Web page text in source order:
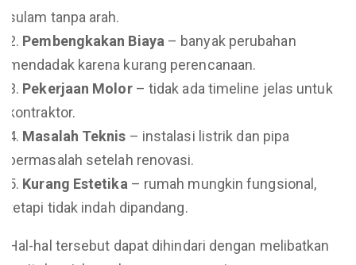
sulam tanpa arah.
Pembengkakan Biaya – banyak perubahan
mendadak karena kurang perencanaan.
Pekerjaan Molor– tidak ada timeline jelas untuk
kontraktor.
Masalah Teknis – instalasi listrik dan pipa
bermasalah setelah renovasi.
Kurang Estetika – rumah mungkin fungsional,
tetapi tidak indah dipandang.
Hal-hal tersebut dapat dihindari dengan melibatkan